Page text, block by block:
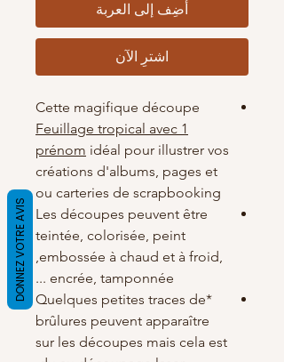
أضِف إلى العربة
اشترِ الآن
Cette magifique découpe
Feuillage tropical avec 1
prénom idéal pour illustrer vos
créations d'albums, pages et
ou carteries de scrapbooking
Les découpes peuvent être
teintée, colorisée, peint
,embossée à chaud et à froid,
encrée, tamponnée ...
*Quelques petites traces de
brûlures peuvent apparaître
sur les découpes mais cela est
DONNEZ VOTRE AVIS